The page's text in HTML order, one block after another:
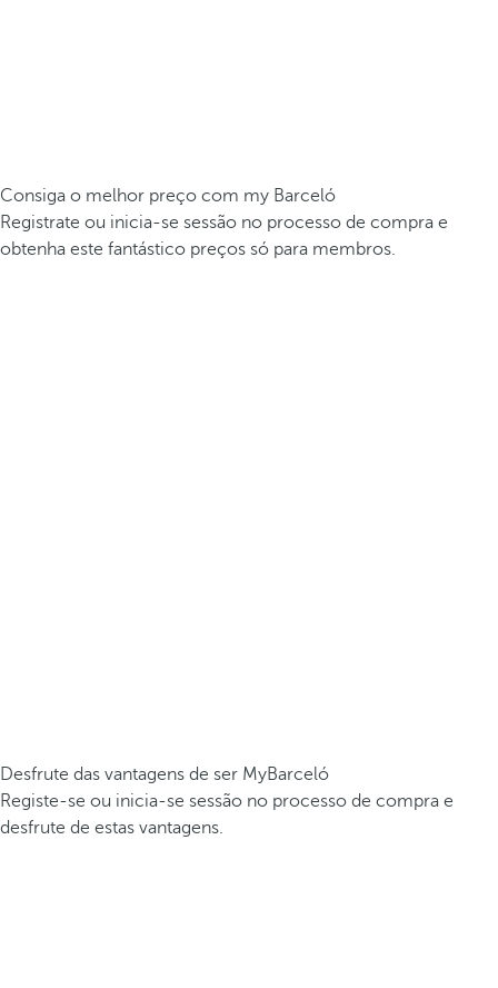
Consiga o melhor preço com my Barceló
Registrate ou inicia-se sessão no processo de compra e
obtenha este fantástico preços só para membros.
Desfrute das vantagens de ser MyBarceló
Registe-se ou inicia-se sessão no processo de compra e
desfrute de estas vantagens.